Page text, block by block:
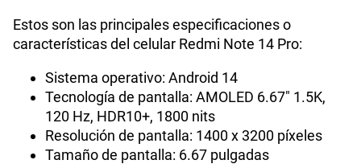
Estos son las principales especificaciones o
características del celular Redmi Note 14 Pro:
Sistema operativo: Android 14
Tecnología de pantalla: AMOLED 6.67" 1.5K,
120 Hz, HDR10+, 1800 nits
Resolución de pantalla: 1400 x 3200 píxeles
Tamaño de pantalla: 6.67 pulgadas